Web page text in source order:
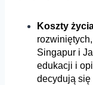
Koszty
Singapur i
edukacji i
decydują się